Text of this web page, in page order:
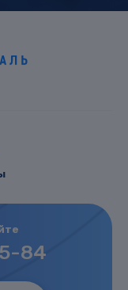
84